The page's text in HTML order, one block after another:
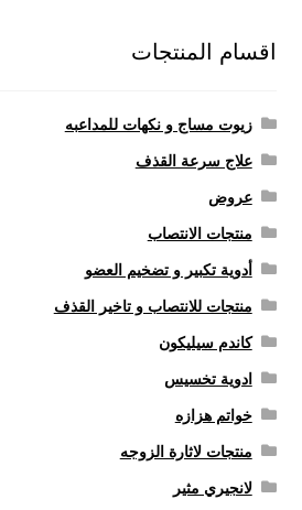
اقسام المنتجات
زيوت مساج و نكهات للمداعبه
علاج سرعة القذف
عروض
منتجات الانتصاب
أدوية تكبير و تضخيم العضو
منتجات للانتصاب و تاخير القذف
كاندم سيليكون
ادوية تخسيس
خواتم هزازه
منتجات لاثارة الزوجه
لانجيري مثير